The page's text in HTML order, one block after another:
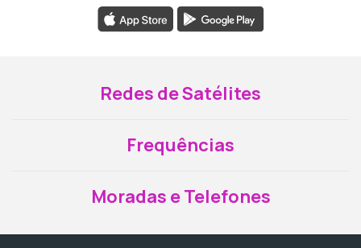
Redes de Satélites
Frequências
Moradas e Telefones